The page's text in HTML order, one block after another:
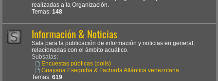
realizadas a la Organización.
Temas: 148
Información & Noticias
Sala para la publicación de información y noticias en general,
relacionadas con el ámbito acuático.
Subsalas:
Encuestas públicas (polls)
Guayana Esequiba & Fachada Atlántica venezolana
Temas: 619